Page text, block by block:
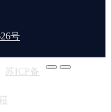
号
苏ICP备